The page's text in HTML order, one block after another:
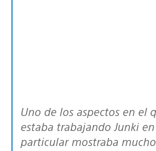
Uno de los aspectos en el que
estaba trabajando Junki en
particular mostraba mucho